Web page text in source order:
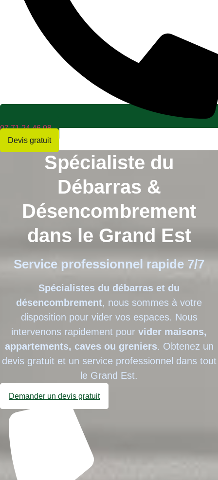
07 71 24 46 08
Devis gratuit
Spécialiste du
Débarras &
Désencombrement
dans le Grand Est
Service professionnel rapide 7/7
Spécialistes du débarras et du
désencombrement, nous sommes à votre
disposition pour vider vos espaces. Nous
intervenons rapidement pour vider maisons,
appartements, caves ou greniers. Obtenez un
devis gratuit et un service professionnel dans tout
le Grand Est.
Demander un devis gratuit